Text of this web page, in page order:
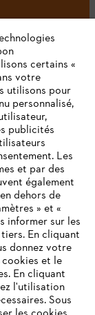
certains «
votre
utilisons pour
personnalisé,
publicités
Les
et par des
également
dehors de
» et «
informer sur les
En cliquant
donnez votre
et le
En cliquant
l'utilisation
Sous